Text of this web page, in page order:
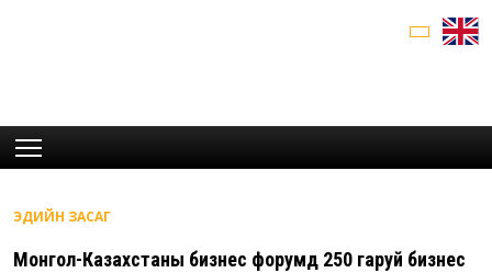
ЭДИЙН ЗАСАГ
Монгол-Казахстаны бизнес форумд 250 гаруй бизнес